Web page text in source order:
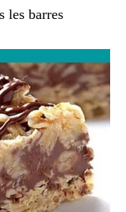
les barres